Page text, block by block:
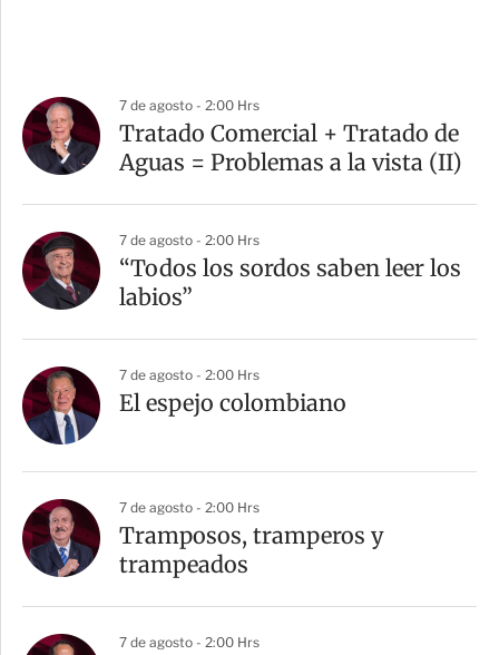
7 de agosto - 2:00 Hrs
Tratado Comercial + Tratado de
Aguas = Problemas a la vista (II)
7 de agosto - 2:00 Hrs
“Todos los sordos saben leer los
labios”
7 de agosto - 2:00 Hrs
El espejo colombiano
7 de agosto - 2:00 Hrs
Tramposos, tramperos y
trampeados
7 de agosto - 2:00 Hrs